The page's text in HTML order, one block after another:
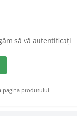
să vă autentificați
pagina produsului